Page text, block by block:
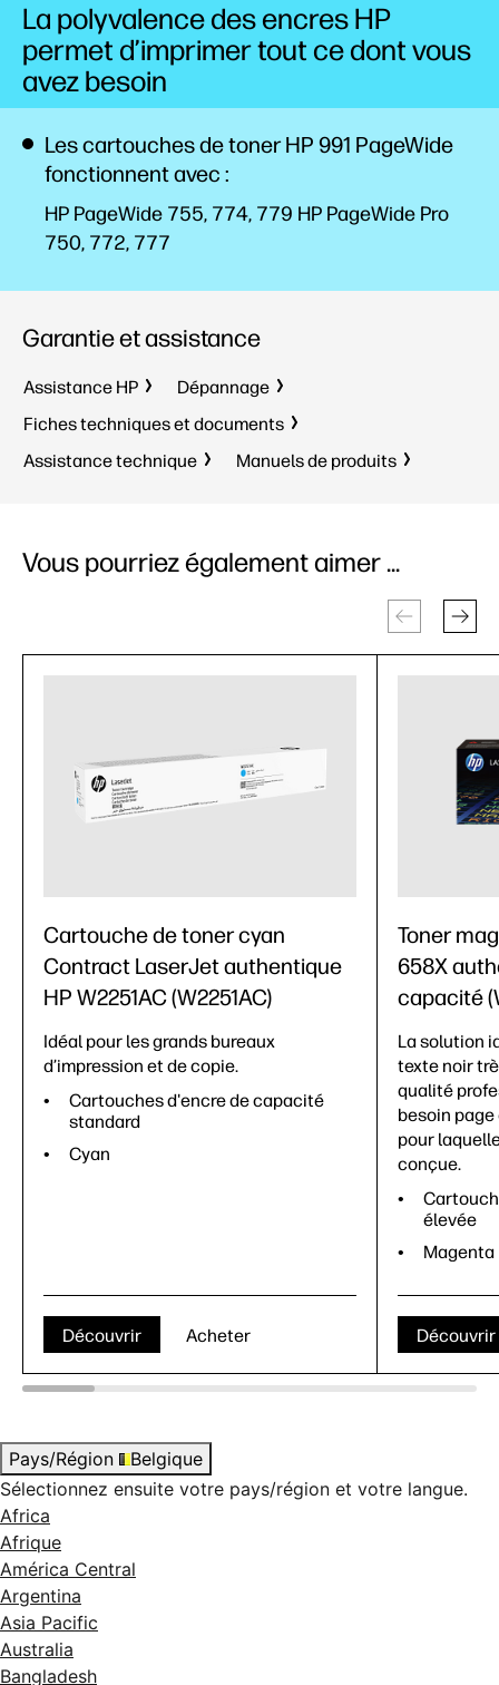
La polyvalence des encres HP
permet d’imprimer tout ce dont vous
avez besoin
Les cartouches de toner HP 991 PageWide
fonctionnent avec :
HP PageWide 755, 774, 779 HP PageWide Pro
750, 772, 777
Garantie et assistance
Assistance HP
Dépannage
Fiches techniques et documents
Assistance technique
Manuels de produits
Vous pourriez également aimer ...
Cartouche de toner cyan
Contract LaserJet authentique
HP W2251AC (W2251AC)
Idéal pour les grands bureaux
d’impression et de copie.
Cartouches d'encre de capacité
standard
Cyan
Découvrir Acheter
Toner
658X
capacité
La solution
texte noir
qualité
besoin page
pour
conçue.
élevée
Magenta
Découvrir
Pays/Région
Belgique
Sélectionnez ensuite votre pays/région et votre langue.
Africa
Afrique
América Central
Argentina
Asia Pacific
Australia
Bangladesh